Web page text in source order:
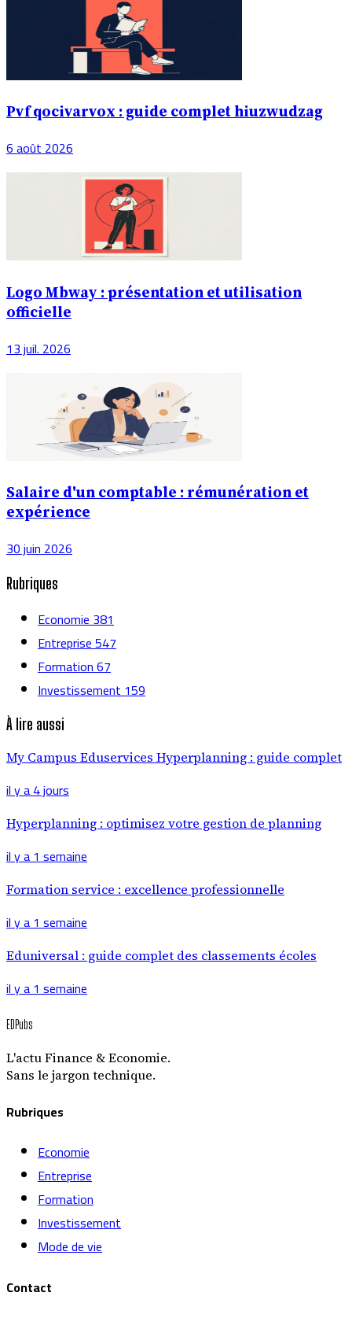
Pvf qocivarvox : guide complet hiuzwudzag
6 août 2026
Logo Mbway : présentation et utilisation
officielle
13 juil. 2026
Salaire d'un comptable : rémunération et
expérience
30 juin 2026
Rubriques
Economie381
Entreprise547
Formation67
Investissement159
À lire aussi
My Campus Eduservices Hyperplanning : guide complet
il y a 4 jours
Hyperplanning : optimisez votre gestion de planning
il y a 1 semaine
Formation service : excellence professionnelle
il y a 1 semaine
Eduniversal : guide complet des classements écoles
il y a 1 semaine
EDPubs
L'actu Finance & Economie.
Sans le jargon technique.
Rubriques
Economie
Entreprise
Formation
Investissement
Mode de vie
Contact